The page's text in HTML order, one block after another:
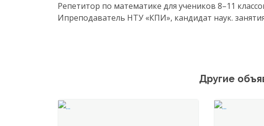
Репетитор по математике для учеников 8–11
Ипреподаватель НТУ «КПИ», кандидат наук.
Другие